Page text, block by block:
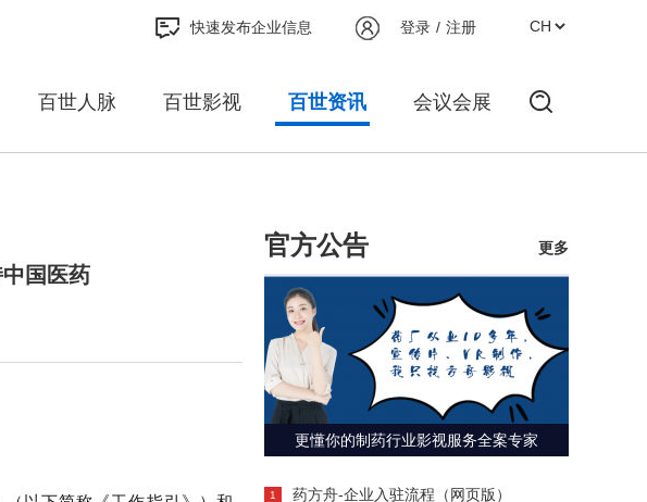
登录 / 注册
快速发布企业信息
百世人脉 百世影视 百世资讯 会议会展
国医药
更多
官方公告
更懂你的制药行业影视服务全案专家
1 药方舟-企业入驻流程（网页版）